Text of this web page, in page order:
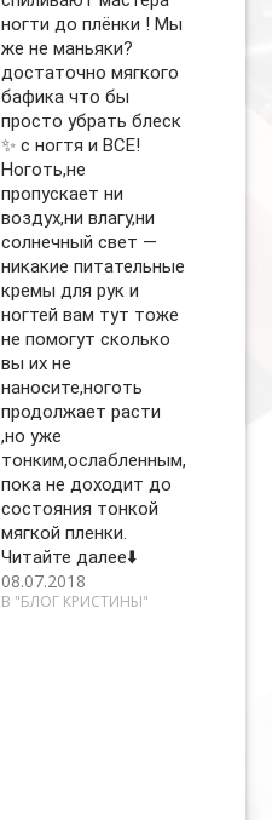
ногти до плёнки ! Мы
же не маньяки?
достаточно мягкого
бафика что бы
просто убрать блеск
✨ с ногтя и ВСЕ!
Ноготь,не
пропускает ни
воздух,ни влагу,ни
солнечный свет —
никакие питательные
кремы для рук и
ногтей вам тут тоже
не помогут сколько
вы их не
наносите,ноготь
продолжает расти
,но уже
тонким,ослабленным,
пока не доходит до
состояния тонкой
мягкой пленки.
Читайте далее⬇️
08.07.2018
В "БЛОГ КРИСТИНЫ"